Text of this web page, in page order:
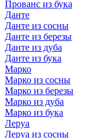
Прованс из бука
Данте
Данте из сосны
Данте из березы
Данте из дуба
Данте из бука
Марко
Марко из сосны
Марко из березы
Марко из дуба
Марко из бука
Леруа
Леруа из сосны